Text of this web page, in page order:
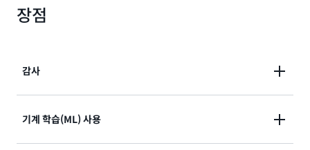
장점
감사
디바이스 플릿 전체에서 IoT 리소스의 보안 태세를 감사
기계 학습(ML) 사용